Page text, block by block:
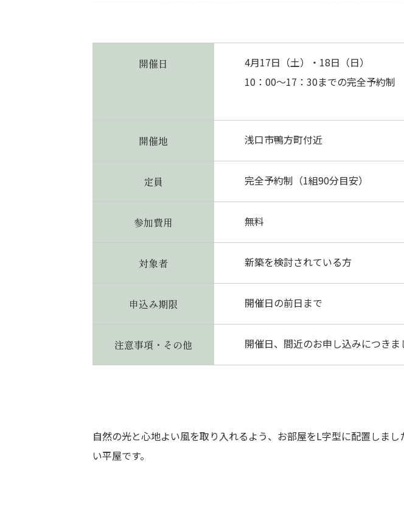
開催日
4月17日（土）・18日（日）
10：00～17：30までの完全予約制
開催地 浅口市鴨方町付近
定員 完全予約制（1組90分目安）
参加費用 無料
対象者 新築を検討されている方
申込み期限 開催日の前日まで
注意事項・その他 開催日、間近のお申し込みにつきま
自然の光と心地よい風を取り入れるよう、お部屋をL字型に配置しま
い平屋です。